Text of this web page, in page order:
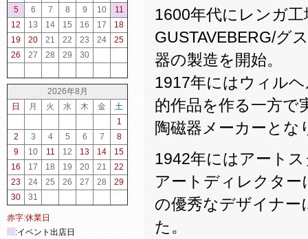
1600年代にレンガ
GUSTAVEBERG/グ
器の製造を開始。
1917年にはウィル
的作品を作る一方で
陶磁器メーカーとな
1942年にはアート
アートディレクタ
の優秀なデザイナ
た。
5
6 7 8 9 10
11
12
13 14 15 16 17
18
19
20 21 22 23 24
25
26
27 28 29 30
2026年8月
日
月 火 水 木 金
土
1
2
3 4 5 6 7
8
9
10 11 12 13 14
15
16
17 18 19 20 21
22
23
24 25 26 27 28
29
30
31
赤字:休業日
:イベント出店日